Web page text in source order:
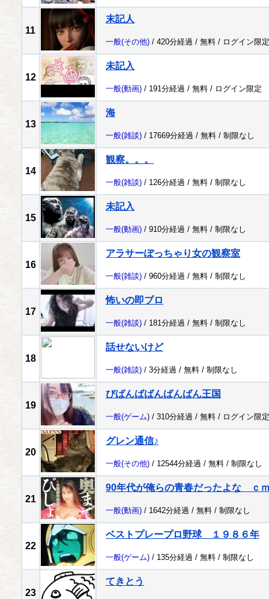
11
末記人
一般(その他) / 420分経過 / 無料 / ログイン限定
12
未記入
一般(動画) / 191分経過 / 無料 / ログイン限定
13
海
一般(雑談) / 17669分経過 / 無料 / 制限なし
14
観察。。。
一般(雑談) / 126分経過 / 無料 / 制限なし
15
未記入
一般(動画) / 910分経過 / 無料 / 制限なし
16
アラサーぽっちゃり女の観察室
一般(雑談) / 960分経過 / 無料 / 制限なし
17
怖いの即ブロ
一般(雑談) / 181分経過 / 無料 / 制限なし
18
話せないけど
一般(雑談) / 3分経過 / 無料 / 制限なし
19
びばんばばんばんばん王国
一般(ゲーム) / 310分経過 / 無料 / ログイン限定
20
グレン通信♪
一般(その他) / 12544分経過 / 無料 / 制限なし
21
90年代が俺らの青春だったよな ｃ
一般(動画) / 1642分経過 / 無料 / 制限なし
22
ベストプレープロ野球 １９８６年
一般(ゲーム) / 135分経過 / 無料 / 制限なし
23
てきとう